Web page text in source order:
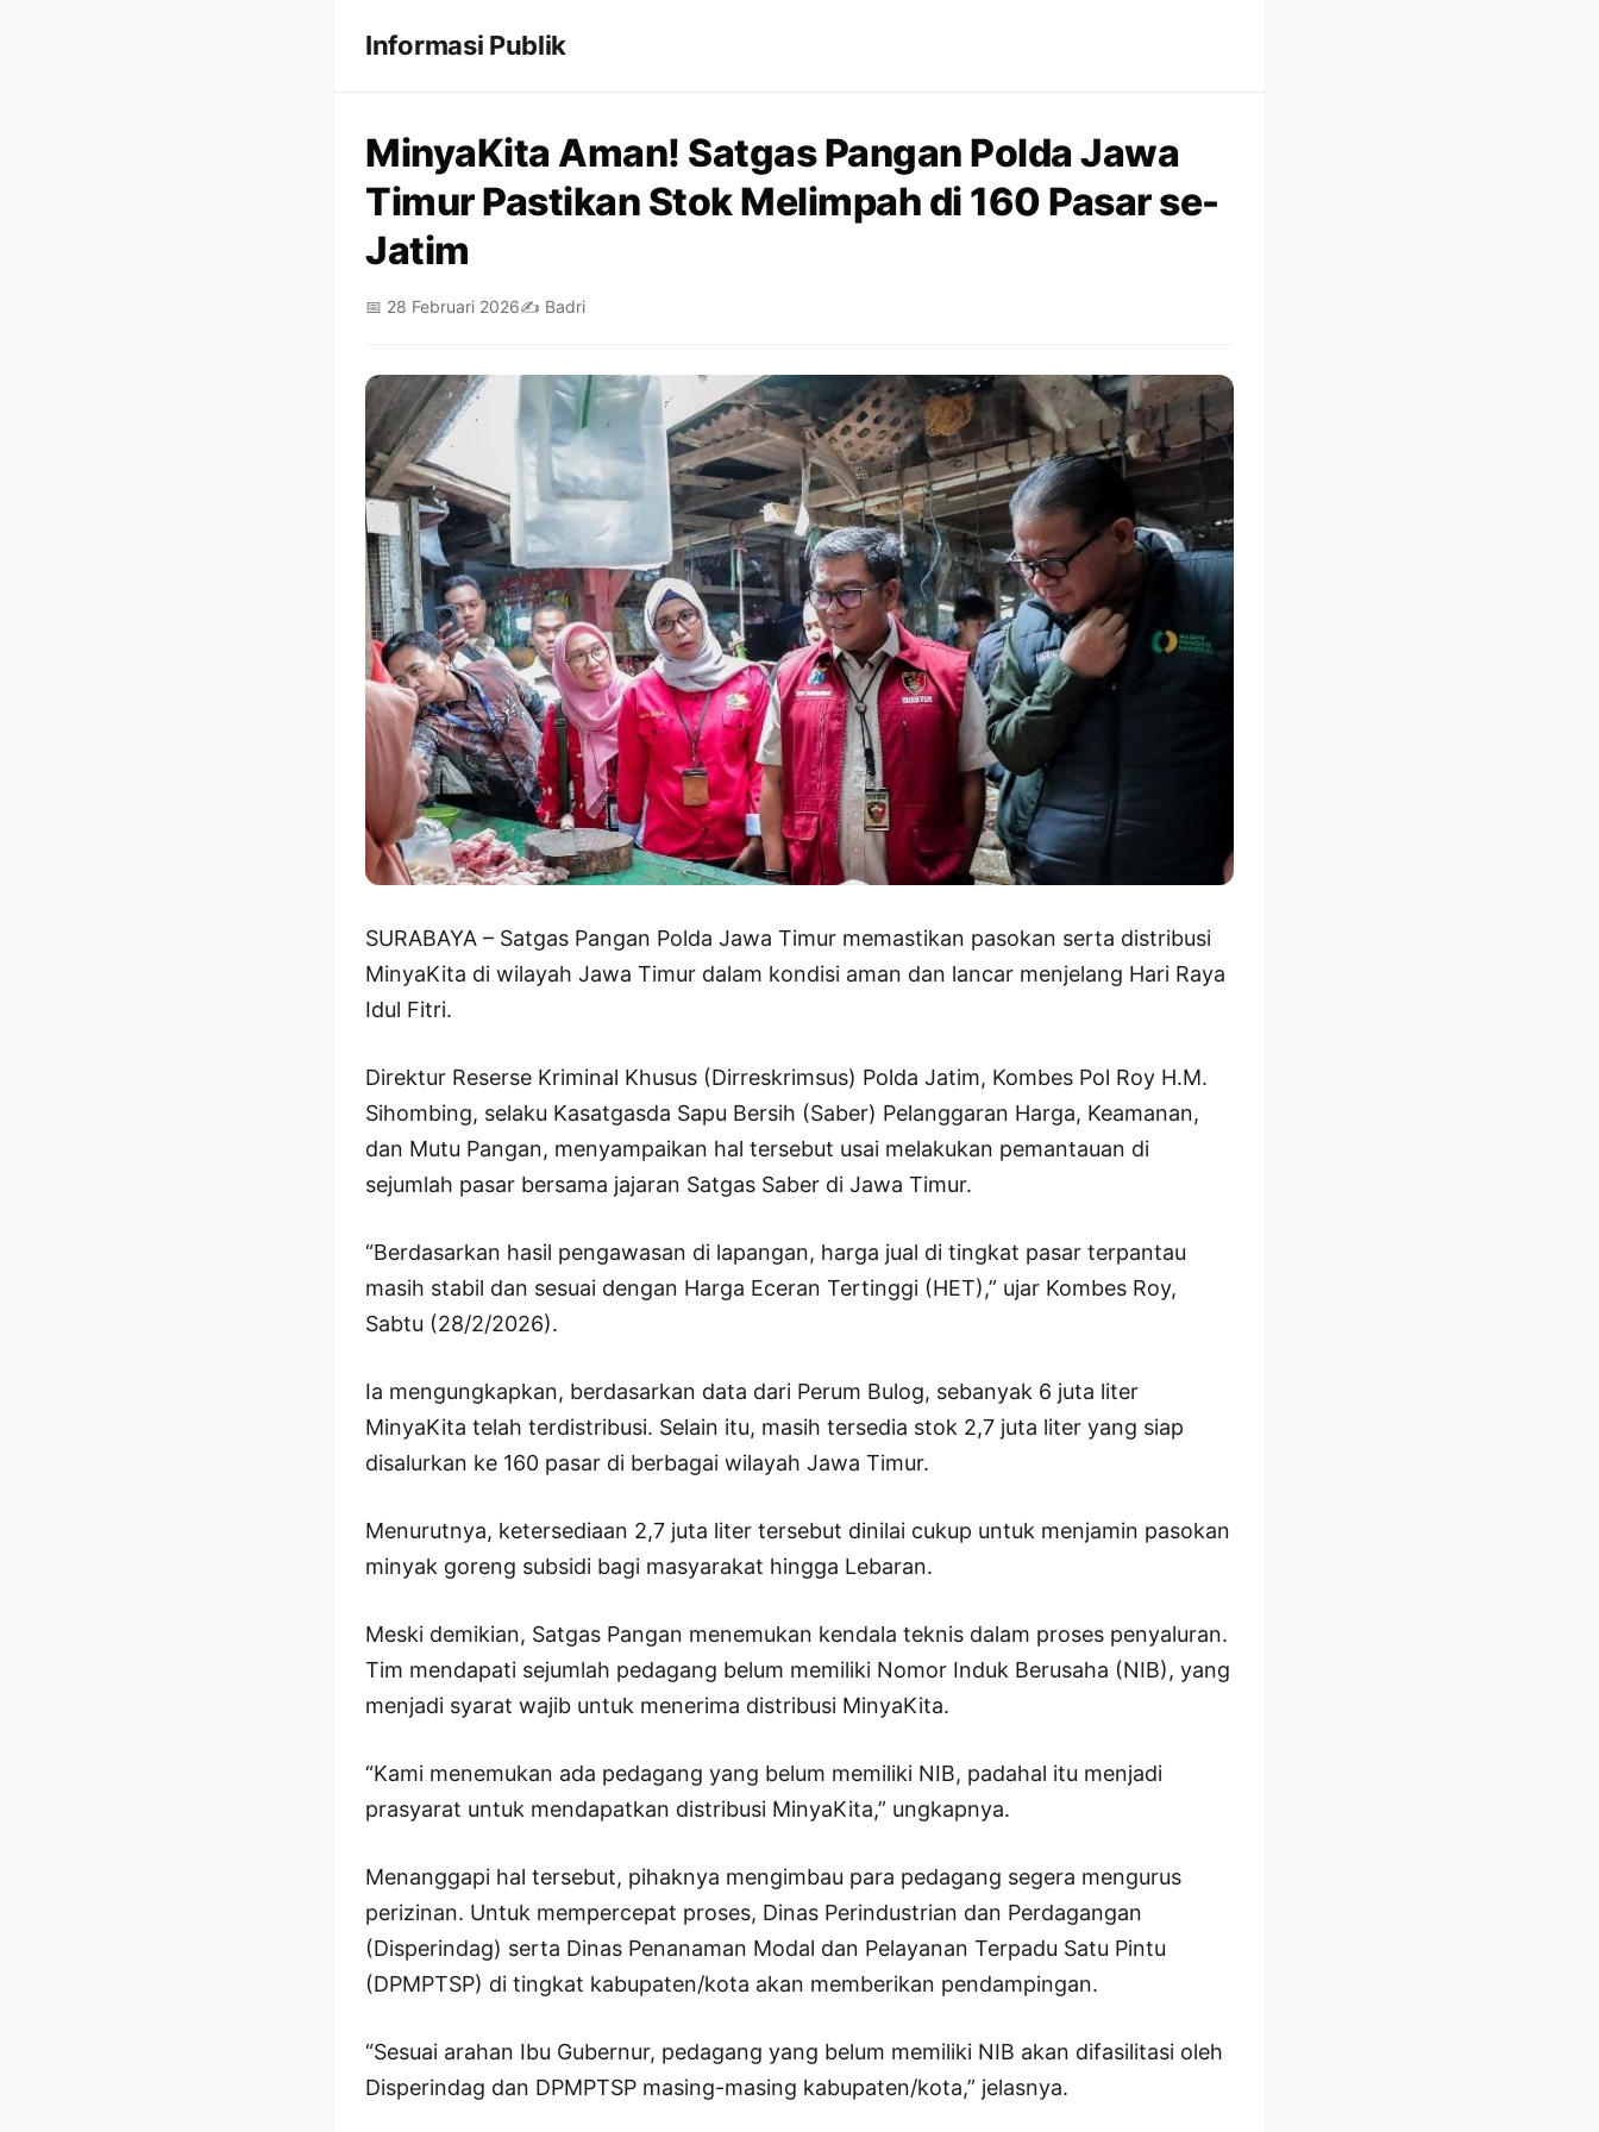
Informasi Publik
MinyaKita Aman! Satgas Pangan Polda Jawa
Timur Pastikan Stok Melimpah di 160 Pasar se-
Jatim
📅 28 Februari 2026✍️ Badri
SURABAYA – Satgas Pangan Polda Jawa Timur memastikan pasokan serta distribusi
MinyaKita di wilayah Jawa Timur dalam kondisi aman dan lancar menjelang Hari Raya
Idul Fitri.
Direktur Reserse Kriminal Khusus (Dirreskrimsus) Polda Jatim, Kombes Pol Roy H.M.
Sihombing, selaku Kasatgasda Sapu Bersih (Saber) Pelanggaran Harga, Keamanan,
dan Mutu Pangan, menyampaikan hal tersebut usai melakukan pemantauan di
sejumlah pasar bersama jajaran Satgas Saber di Jawa Timur.
“Berdasarkan hasil pengawasan di lapangan, harga jual di tingkat pasar terpantau
masih stabil dan sesuai dengan Harga Eceran Tertinggi (HET),” ujar Kombes Roy,
Sabtu (28/2/2026).
Ia mengungkapkan, berdasarkan data dari Perum Bulog, sebanyak 6 juta liter
MinyaKita telah terdistribusi. Selain itu, masih tersedia stok 2,7 juta liter yang siap
disalurkan ke 160 pasar di berbagai wilayah Jawa Timur.
Menurutnya, ketersediaan 2,7 juta liter tersebut dinilai cukup untuk menjamin pasokan
minyak goreng subsidi bagi masyarakat hingga Lebaran.
Meski demikian, Satgas Pangan menemukan kendala teknis dalam proses penyaluran.
Tim mendapati sejumlah pedagang belum memiliki Nomor Induk Berusaha (NIB), yang
menjadi syarat wajib untuk menerima distribusi MinyaKita.
“Kami menemukan ada pedagang yang belum memiliki NIB, padahal itu menjadi
prasyarat untuk mendapatkan distribusi MinyaKita,” ungkapnya.
Menanggapi hal tersebut, pihaknya mengimbau para pedagang segera mengurus
perizinan. Untuk mempercepat proses, Dinas Perindustrian dan Perdagangan
(Disperindag) serta Dinas Penanaman Modal dan Pelayanan Terpadu Satu Pintu
(DPMPTSP) di tingkat kabupaten/kota akan memberikan pendampingan.
“Sesuai arahan Ibu Gubernur, pedagang yang belum memiliki NIB akan difasilitasi oleh
Disperindag dan DPMPTSP masing-masing kabupaten/kota,” jelasnya.